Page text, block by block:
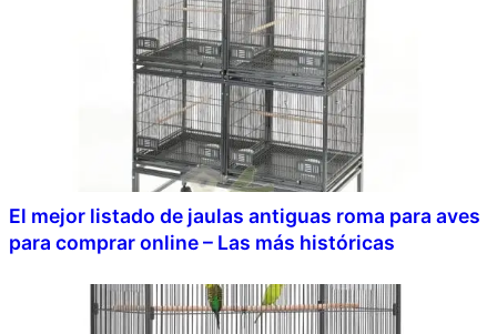
El mejor listado de jaulas antiguas roma para aves
para comprar online – Las más históricas